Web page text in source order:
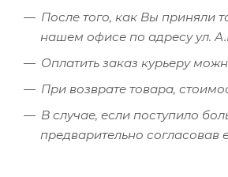
После того, как Вы приняли
нашем офисе по адресу ул.
Оплатить заказ курьеру
При возврате товара,
В случае, если поступило
предварительно согласовав